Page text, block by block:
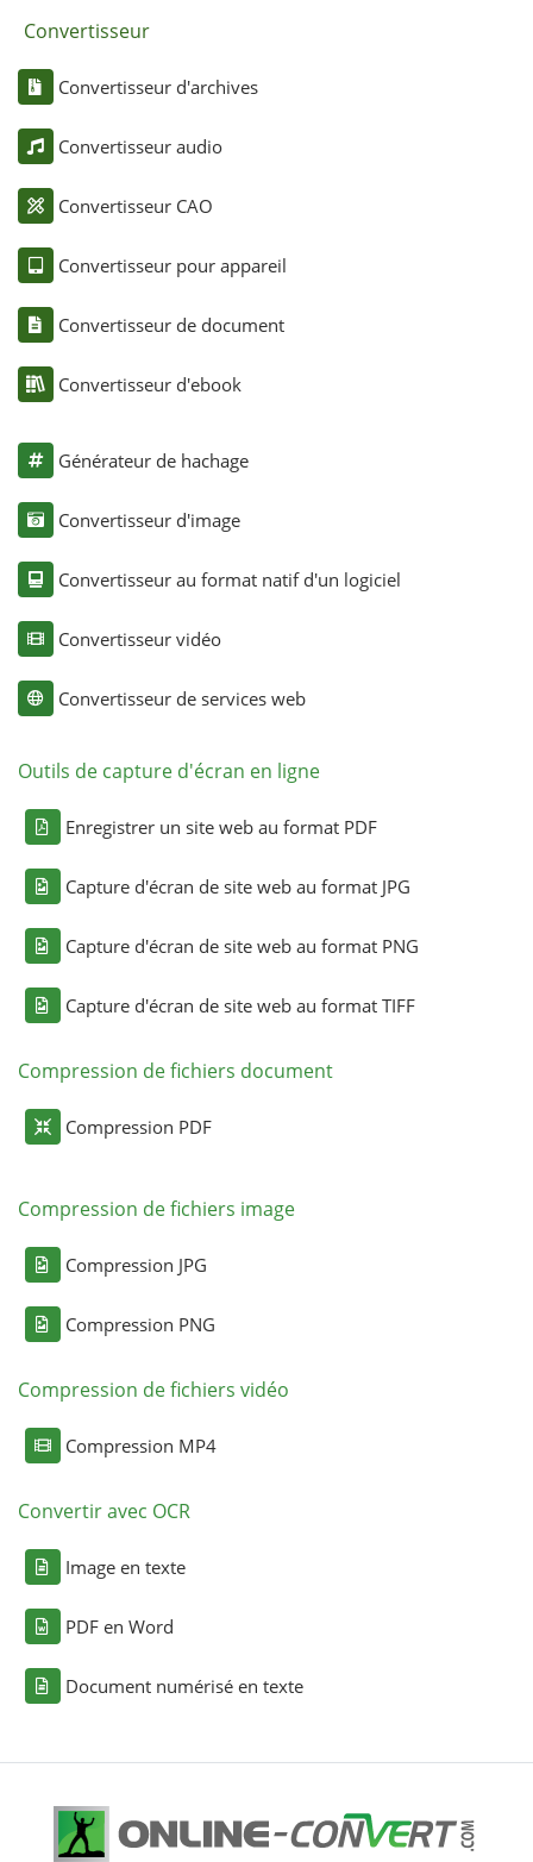
Convertisseur
Convertisseur d'archives
Convertisseur audio
Convertisseur CAO
Convertisseur pour appareil
Convertisseur de document
Convertisseur d'ebook
Générateur de hachage
Convertisseur d'image
Convertisseur au format natif d'un logiciel
Convertisseur vidéo
Convertisseur de services web
Outils de capture d'écran en ligne
Enregistrer un site web au format PDF
Capture d'écran de site web au format JPG
Capture d'écran de site web au format PNG
Capture d'écran de site web au format TIFF
Compression de fichiers document
Compression PDF
Compression de fichiers image
Compression JPG
Compression PNG
Compression de fichiers vidéo
Compression MP4
Convertir avec OCR
Image en texte
PDF en Word
Document numérisé en texte